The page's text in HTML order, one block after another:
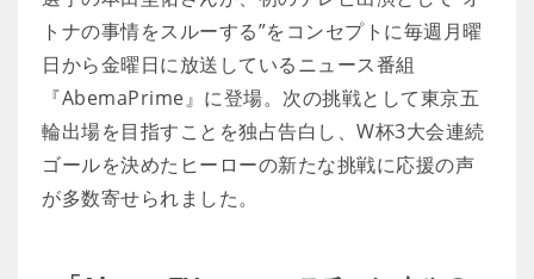
トナの事情をスルーする”をコンセプトに毎週月曜
日から金曜日に放送しているニュース番組
『AbemaPrime』に登場。次の挑戦として東京五
輪出場を目指すことを独占告白し、W杯3大会連続
ゴールを決めたヒーローの新たな挑戦に応援の声
が多数寄せられました。